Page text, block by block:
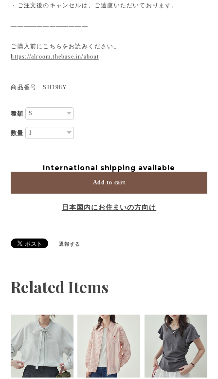
・ご注文後のキャンセルは、ご遠慮いただいております。
————————————
ご購入前にこちらをお読みください。
https://alroom.thebase.in/about
商品番号 SH198Y
種類
数量
International shipping available
Add to cart
日本国内にお住まいの方向け
通報する
Related Items